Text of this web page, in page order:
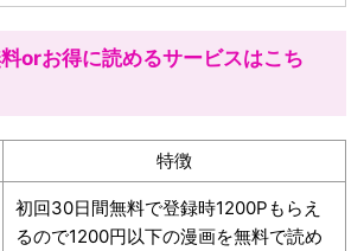
orお得に読めるサービスはこち
特徴
初回30日間無料で登録時1200Pもらえ
るので1200円以下の漫画を無料で読め